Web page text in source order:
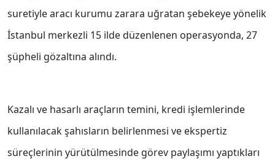
suretiyle aracı kurumu zarara uğratan şebekeye yönelik
İstanbul merkezli 15 ilde düzenlenen operasyonda, 27
şüpheli gözaltına alındı.
Kazalı ve hasarlı araçların temini, kredi işlemlerinde
kullanılacak şahısların belirlenmesi ve ekspertiz
süreçlerinin yürütülmesinde görev paylaşımı yaptıkları